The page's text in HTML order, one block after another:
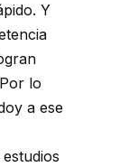
Y
lo
a ese